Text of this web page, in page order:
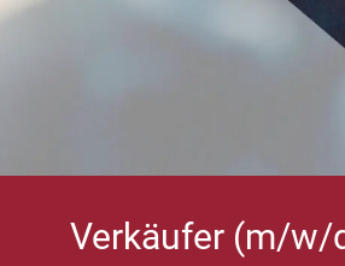
Verkäufer (m/w/